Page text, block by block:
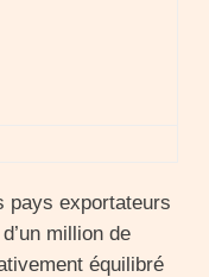
pays exportateurs
million de
équilibré